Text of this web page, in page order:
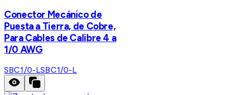
Conector Mecánico de
Puesta a Tierra, de Cobre,
Para Cables de Calibre 4 a
1/0 AWG
SBC1/0-LSBC1/0-L